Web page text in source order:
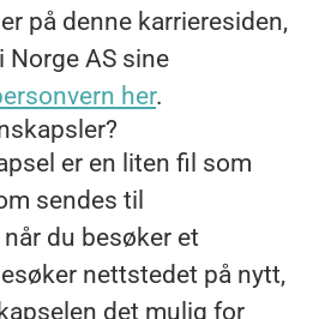
på denne karrieresiden,
Norge AS sine
her.
er en liten fil som
sendes til
du besøker et
nettstedet på nytt,
det mulig for